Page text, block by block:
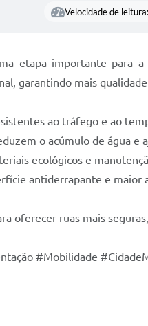
Velocidade de leitura:
etapa importante para
garantindo mais
ao tráfego e ao
o acúmulo de água e
ecológicos e
antiderrapante e maior
oferecer ruas mais
#Mobilidade